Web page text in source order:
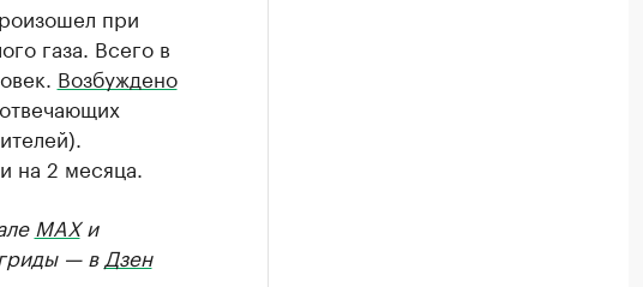
при
газа. Всего в
Возбуждено
на 2 месяца.
MAXи
— в Дзен